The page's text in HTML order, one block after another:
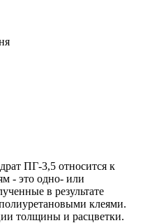
ПГ-3,5 относится к
- это одно- или
в результате
клеями.
толщины и расцветки.